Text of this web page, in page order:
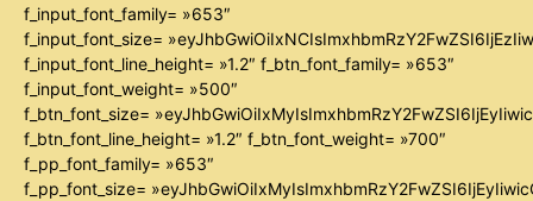
f_input_font_family= »653″
f_input_font_size=
f_input_font_line_height= »1.2″ f_btn_font_family= »653″
f_input_font_weight= »500″
f_btn_font_size=
f_btn_font_line_height= »1.2″ f_btn_font_weight= »700″
f_pp_font_family= »653″
f_pp_font_size=